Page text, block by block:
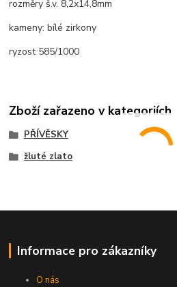
rozměry š.v. 8,2x14,8mm
kameny: bílé zirkony
ryzost 585/1000
Zboží zařazeno v kategoriích
PŘÍVĚSKY
žluté zlato
Informace pro zákazníky
O nás